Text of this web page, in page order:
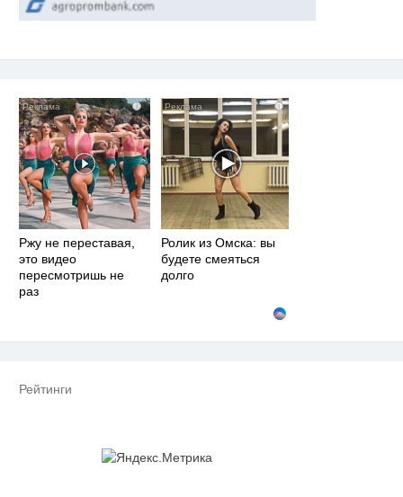
i
Ржу не переставая,
это видео
пересмотришь не
раз
i
Ролик из Омска: вы
будете смеяться
долго
Рейтинги